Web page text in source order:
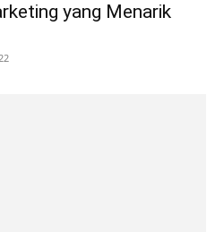
yang Menarik